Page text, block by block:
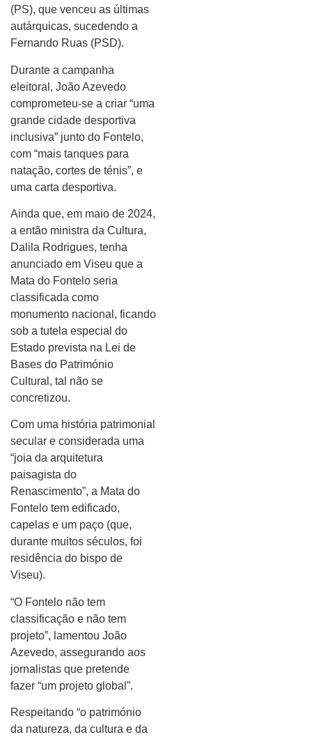
(PS), que venceu as últimas
autárquicas, sucedendo a
Fernando Ruas (PSD).
Durante a campanha
eleitoral, João Azevedo
comprometeu-se a criar “uma
grande cidade desportiva
inclusiva” junto do Fontelo,
com “mais tanques para
natação, cortes de ténis”, e
uma carta desportiva.
Ainda que, em maio de 2024,
a então ministra da Cultura,
Dalila Rodrigues, tenha
anunciado em Viseu que a
Mata do Fontelo seria
classificada como
monumento nacional, ficando
sob a tutela especial do
Estado prevista na Lei de
Bases do Património
Cultural, tal não se
concretizou.
Com uma história patrimonial
secular e considerada uma
“joia da arquitetura
paisagista do
Renascimento”, a Mata do
Fontelo tem edificado,
capelas e um paço (que,
durante muitos séculos, foi
residência do bispo de
Viseu).
“O Fontelo não tem
classificação e não tem
projeto”, lamentou João
Azevedo, assegurando aos
jornalistas que pretende
fazer “um projeto global”.
Respeitando “o património
da natureza, da cultura e da